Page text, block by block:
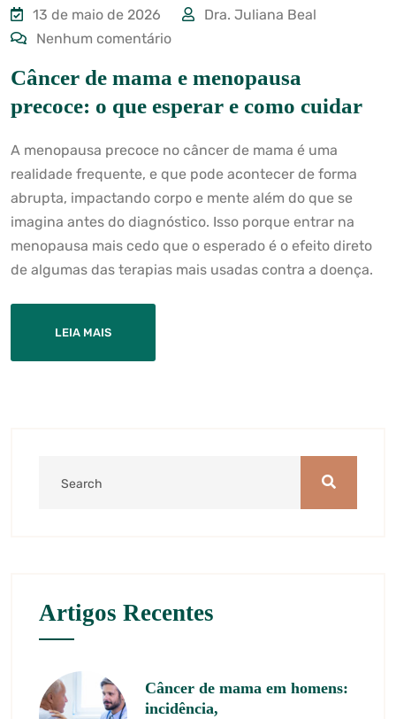
13 de maio de 2026
Dra. Juliana Beal
Nenhum comentário
Câncer de mama e menopausa
precoce: o que esperar e como cuidar
A menopausa precoce no câncer de mama é uma
realidade frequente, e que pode acontecer de forma
abrupta, impactando corpo e mente além do que se
imagina antes do diagnóstico. Isso porque entrar na
menopausa mais cedo que o esperado é o efeito direto
de algumas das terapias mais usadas contra a doença.
LEIA MAIS
Artigos Recentes
Câncer de mama em homens:
incidência,